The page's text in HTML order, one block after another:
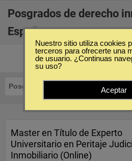
Posgrados de derecho
España
Posgrados Derecho
Master en Título de Experto
Universitario en Peritaje
Inmobiliario (Online)
Nuestro sitio utiliza cookies
terceros para ofrecerte una
de usuario. ¿Continuas
su uso?
Aceptar